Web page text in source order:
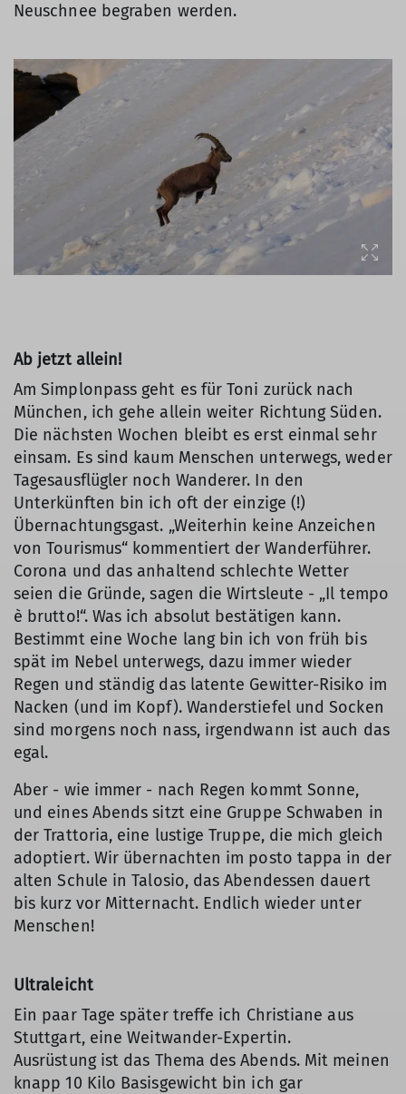
Neuschnee begraben werden.
Ab jetzt allein!
Am Simplonpass geht es für Toni zurück nach
München, ich gehe allein weiter Richtung Süden.
Die nächsten Wochen bleibt es erst einmal sehr
einsam. Es sind kaum Menschen unterwegs, weder
Tagesausflügler noch Wanderer. In den
Unterkünften bin ich oft der einzige (!)
Übernachtungsgast. „Weiterhin keine Anzeichen
von Tourismus“ kommentiert der Wanderführer.
Corona und das anhaltend schlechte Wetter
seien die Gründe, sagen die Wirtsleute - „Il tempo
è brutto!“. Was ich absolut bestätigen kann.
Bestimmt eine Woche lang bin ich von früh bis
spät im Nebel unterwegs, dazu immer wieder
Regen und ständig das latente Gewitter-Risiko im
Nacken (und im Kopf). Wanderstiefel und Socken
sind morgens noch nass, irgendwann ist auch das
egal.
Aber - wie immer - nach Regen kommt Sonne,
und eines Abends sitzt eine Gruppe Schwaben in
der Trattoria, eine lustige Truppe, die mich gleich
adoptiert. Wir übernachten im posto tappa in der
alten Schule in Talosio, das Abendessen dauert
bis kurz vor Mitternacht. Endlich wieder unter
Menschen!
Ultraleicht
Ein paar Tage später treffe ich Christiane aus
Stuttgart, eine Weitwander-Expertin.
Ausrüstung ist das Thema des Abends. Mit meinen
knapp 10 Kilo Basisgewicht bin ich gar